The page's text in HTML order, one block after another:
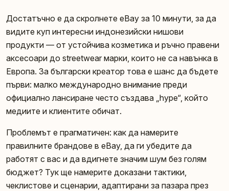
Достатъчно е да скролнете eBay за 10 минути, за да
видите куп интересни индонезийски нишови
продукти — от устойчива козметика и ръчно правени
аксесоари до streetwear марки, които не са навънка в
Европа. За български креатор това е шанс да бъдете
първи: малко международно внимание преди
официално лансиране често създава „hype“, който
медиите и клиентите обичат.
Проблемът е прагматичен: как да намерите
правилните брандове в eBay, да ги убедите да
работят с вас и да вдигнете значим шум без голям
бюджет? Тук ще намерите доказани тактики,
чеклистове и сценарии, адаптирани за пазара през